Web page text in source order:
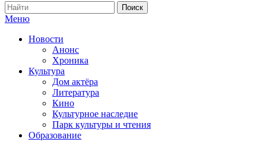
Меню
Новости
Анонс
Хроника
Культура
Дом актёра
Литература
Кино
Культурное наследие
Парк культуры и чтения
Образование